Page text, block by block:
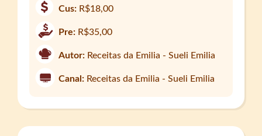
Cus: R$18,00
Pre: R$35,00
Autor: Receitas da Emilia - Sueli Emilia
Canal: Receitas da Emilia - Sueli Emilia